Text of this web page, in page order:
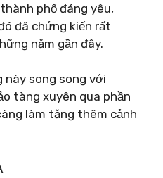
phố đáng yêu,
đã chứng kiến ​​​​rất
năm gần đây.
này song song với
tàng xuyên qua phần
làm tăng thêm cảnh